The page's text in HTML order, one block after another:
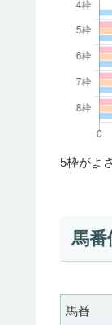
5枠がよ
馬番
馬番